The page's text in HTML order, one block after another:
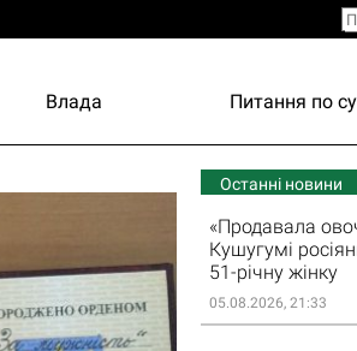
Влада Питання по
Останні новини
«Продавала
Кушугумі
51-річну жінку
05.08.2026, 21:33